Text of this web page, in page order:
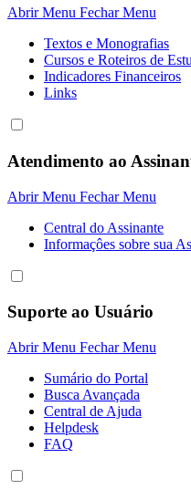
Abrir Menu Fechar Menu
Textos e Monografias
Cursos e Roteiros de
Indicadores Financeiros
Links
Atendimento ao
Abrir Menu Fechar Menu
Central do Assinante
Informaçôes sobre sua
Suporte ao Usuário
Abrir Menu Fechar Menu
Sumário do Portal
Busca Avançada
Central de Ajuda
Helpdesk
FAQ